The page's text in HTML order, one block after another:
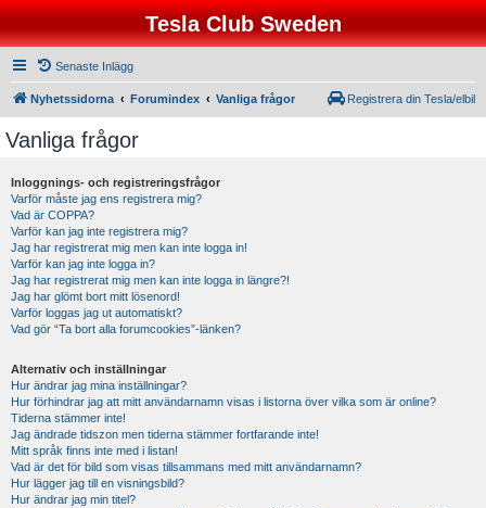
Tesla Club Sweden
Senaste Inlägg
Nyhetssidorna Forumindex Vanliga frågor Registrera din Tesla/elbil
Vanliga frågor
Inloggnings- och registreringsfrågor
Varför måste jag ens registrera mig?
Vad är COPPA?
Varför kan jag inte registrera mig?
Jag har registrerat mig men kan inte logga in!
Varför kan jag inte logga in?
Jag har registrerat mig men kan inte logga in längre?!
Jag har glömt bort mitt lösenord!
Varför loggas jag ut automatiskt?
Vad gör “Ta bort alla forumcookies”-länken?
Alternativ och inställningar
Hur ändrar jag mina inställningar?
Hur förhindrar jag att mitt användarnamn visas i listorna över vilka som är online?
Tiderna stämmer inte!
Jag ändrade tidszon men tiderna stämmer fortfarande inte!
Mitt språk finns inte med i listan!
Vad är det för bild som visas tillsammans med mitt användarnamn?
Hur lägger jag till en visningsbild?
Hur ändrar jag min titel?